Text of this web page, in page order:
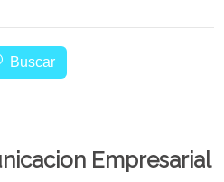
Buscar
Empresarial